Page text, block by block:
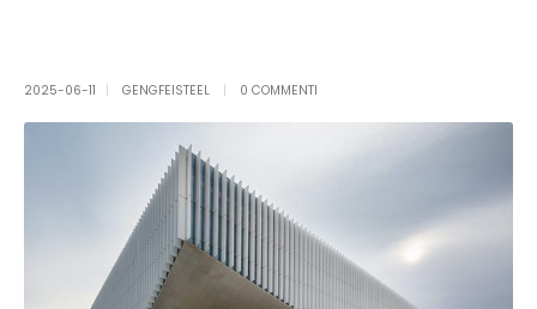
2025-06-11 GENGFEISTEEL 0 COMMENTI